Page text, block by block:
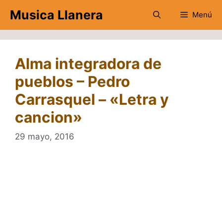
contenido
Musica Llanera Menú
Alma integradora de
pueblos – Pedro
Carrasquel – «Letra y
cancion»
29 mayo, 2016